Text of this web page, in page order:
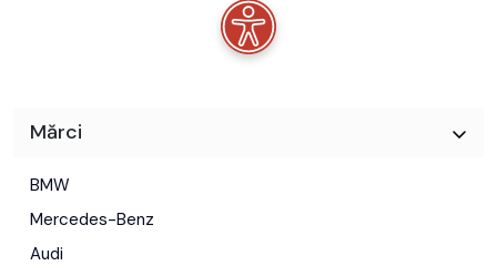
Mărci
BMW
Mercedes-Benz
Audi